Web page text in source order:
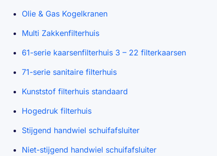
Olie & Gas Kogelkranen
Multi Zakkenfilterhuis
61-serie kaarsenfilterhuis 3 – 22 filterkaarsen
71-serie sanitaire filterhuis
Kunststof filterhuis standaard
Hogedruk filterhuis
Stijgend handwiel schuifafsluiter
Niet-stijgend handwiel schuifafsluiter